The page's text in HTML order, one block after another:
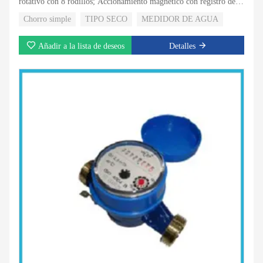
Chorro simple TIPO SECO MEDIDOR DE AGUA
Añadir a la lista de deseos Detalles